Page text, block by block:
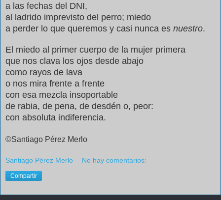
a las fechas del DNI,
al ladrido imprevisto del perro; miedo
a perder lo que queremos y casi nunca es nuestro.
El miedo al primer cuerpo de la mujer primera
que nos clava los ojos desde abajo
como rayos de lava
o nos mira frente a frente
con esa mezcla insoportable
de rabia, de pena, de desdén o, peor:
con absoluta indiferencia.
©Santiago Pérez Merlo
Santiago Pérez Merlo No hay comentarios:
Compartir